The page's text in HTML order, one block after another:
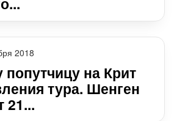
2018
на Крит
тура. Шенген
21...